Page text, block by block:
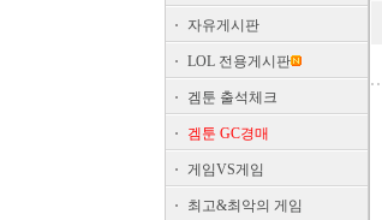
자유게시판
LOL 전용게시판
겜툰 출석체크
겜툰 GC경매
게임VS게임
최고&최악의 게임